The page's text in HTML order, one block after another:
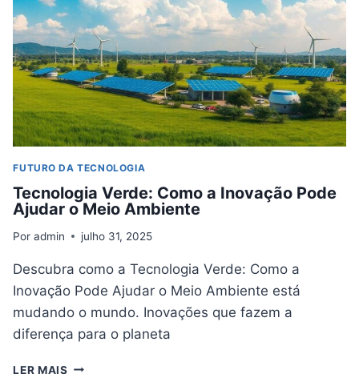
FUTURO DA TECNOLOGIA
Tecnologia Verde: Como a Inovação Pode
Ajudar o Meio Ambiente
Por admin julho 31, 2025
Descubra como a Tecnologia Verde: Como a
Inovação Pode Ajudar o Meio Ambiente está
mudando o mundo. Inovações que fazem a
diferença para o planeta
LER MAIS TECNOLOGIA